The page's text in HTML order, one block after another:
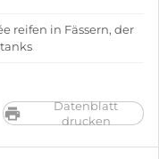
reifen in Fässern, der
Datenblatt
drucken